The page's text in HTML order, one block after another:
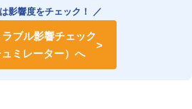
影響度をチェック！ ／
ブル影響チェック
ュミレーター）へ